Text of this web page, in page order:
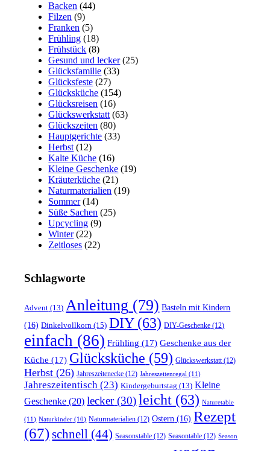
Backen (44)
Filzen (9)
Franken (5)
Frühling (18)
Frühstück (8)
Gesund und lecker(25)
Glücksfamilie (33)
Glücksfeste (27)
Glücksküche (154)
Glücksreisen (16)
Glückswerkstatt (63)
Glückszeiten (80)
Hauptgerichte (33)
Herbst (12)
Kalte Küche (16)
Kleine Geschenke (19)
Kräuterküche (21)
Naturmaterialien (19)
Sommer(14)
Süße Sachen (25)
Upcycling (9)
Winter(22)
Zeitloses (22)
Schlagworte
Advent (13) Anleitung (79) Basteln mit Kindern
(16) Dinkelvollkorn (15) DIY(63) DIY-Geschenke (12)
einfach (86) Frühling (17) Geschenke aus der
Küche (17) Glücksküche (59) Glückswerkstatt (12)
Herbst (26) Jahreszeitenecke (12) Jahreszeitenregal (11)
Jahreszeitentisch (23) Kindergeburtstag (13) Kleine
Geschenke (20) lecker(30) leicht (63) Naturetable
(11) Naturkinder (10) Naturmaterialien (12) Ostern (16) Rezept
(67)schnell (44) Seasonstable (12) Seasontable (12) Season